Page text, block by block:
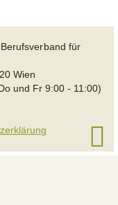
für
Wien
und Fr 9:00 - 11:00)